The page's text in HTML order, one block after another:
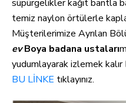
süpürgelikler kağıt bantla
temiz naylon örtülerle
Müşterilerimize Ayrılan
evBoya badana ustaları
yudumlayarak izlemek
BU LİNKE tıklayınız.